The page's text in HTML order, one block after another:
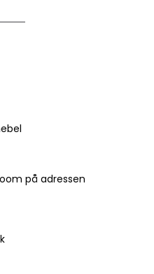
på adressen